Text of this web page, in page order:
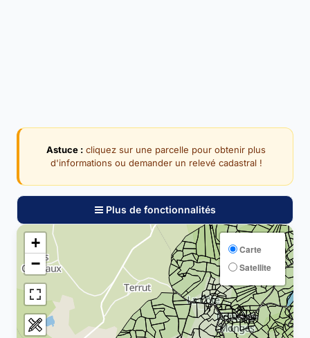
Astuce : cliquez sur une parcelle pour obtenir plus
d'informations ou demander un relevé cadastral !
Plus de fonctionnalités
+
−
Carte
Satellite